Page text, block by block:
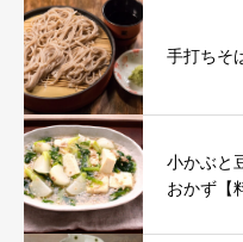
手打ちそ
小かぶと
おかず【